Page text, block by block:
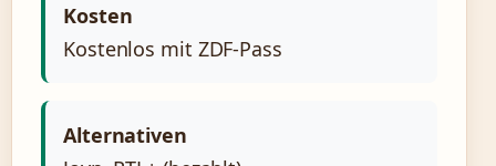
Kosten
Kostenlos mit ZDF-Pass
Alternativen